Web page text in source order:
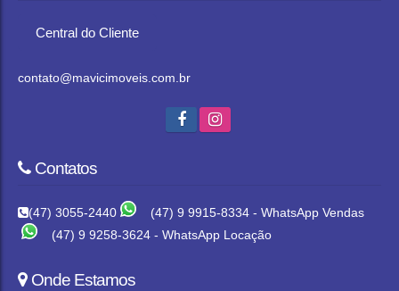
Central do Cliente
contato@mavicimoveis.com.br
Contatos
(47) 3055-2440
(47) 9 9915-8334 - WhatsApp Vendas
(47) 9 9258-3624 - WhatsApp Locação
Onde Estamos